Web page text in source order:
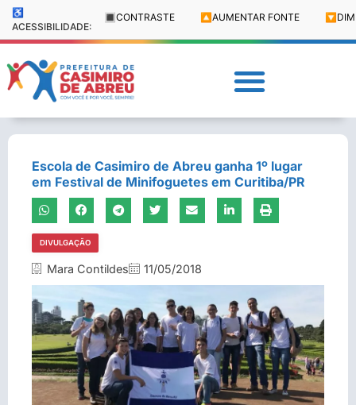
♿
ACESSIBILIDADE:
🔳 CONTRASTE 🔼 AUMENTAR FONTE 🔽
Escola de Casimiro de Abreu ganha 1º lugar
em Festival de Minifoguetes em Curitiba/PR
DIVULGAÇÃO
Mara Contildes 11/05/2018